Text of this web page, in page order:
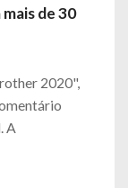
de 30
2020",
A